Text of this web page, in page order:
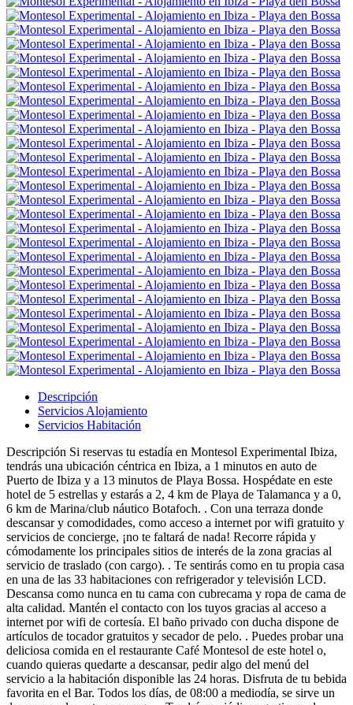
Descripción
Servicios Alojamiento
Servicios Habitación
Descripción Si reservas tu estadía en Montesol Experimental Ibiza,
tendrás una ubicación céntrica en Ibiza, a 1 minutos en auto de
Puerto de Ibiza y a 13 minutos de Playa Bossa. Hospédate en este
hotel de 5 estrellas y estarás a 2, 4 km de Playa de Talamanca y a 0,
6 km de Marina/club náutico Botafoch. . Con una terraza donde
descansar y comodidades, como acceso a internet por wifi gratuito y
servicios de concierge, ¡no te faltará de nada! Recorre rápida y
cómodamente los principales sitios de interés de la zona gracias al
servicio de traslado (con cargo). . Te sentirás como en tu propia casa
en una de las 33 habitaciones con refrigerador y televisión LCD.
Descansa como nunca en tu cama con cubrecama y ropa de cama de
alta calidad. Mantén el contacto con los tuyos gracias al acceso a
internet por wifi de cortesía. El baño privado con ducha dispone de
artículos de tocador gratuitos y secador de pelo. . Puedes probar una
deliciosa comida en el restaurante Café Montesol de este hotel o,
cuando quieras quedarte a descansar, pedir algo del menú del
servicio a la habitación disponible las 24 horas. Disfruta de tu bebida
favorita en el Bar. Todos los días, de 08:00 a mediodía, se sirve un